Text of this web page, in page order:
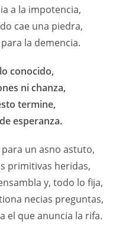
a la impotencia,
cae una piedra,
la demencia.
conocido,
ni chanza,
termine,
esperanza.
un asno astuto,
primitivas heridas,
y, todo lo fija,
necias preguntas,
el que anuncia la rifa.